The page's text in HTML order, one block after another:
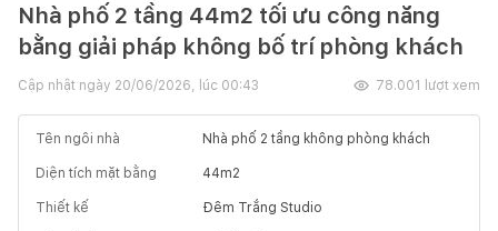
Nhà phố 2 tầng 44m2 tối ưu công năng
bằng giải pháp không bố trí phòng khách
Cập nhật ngày 20/06/2026, lúc 00:43 78.001 lượt xem
Tên ngôi nhà Nhà phố 2 tầng không phòng khách
Diện tích mặt bằng 44m2
Thiết kế Đêm Trắng Studio